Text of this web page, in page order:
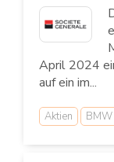
April 2024
auf ein im...
Aktien BMW